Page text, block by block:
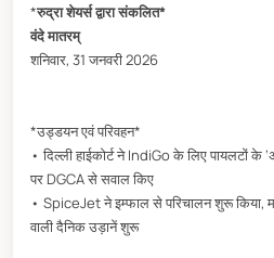
*रुद्रा शेयर्स द्वारा संकलित*
वंदे मातरम्
शनिवार, 31 जनवरी 2026
*उड्डयन एवं परिवहन*
• दिल्ली हाईकोर्ट ने IndiGo के लिए पायलटों के
पर DGCA से सवाल किए
• SpiceJet ने इम्फाल से परिचालन शुरू किया,
वाली दैनिक उड़ानें शुरू